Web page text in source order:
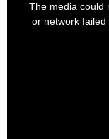
The media could
or network